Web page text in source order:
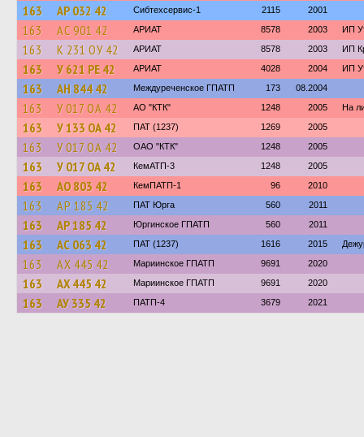
163 АР 032 42 Сибтехсервис-1 2115 2001
163 АС 901 42 АРИАТ 8578 2003 ИП
163 К 231 ОУ 42 АРИАТ 8578 2003 ИП
163 У 621 РЕ 42 АРИАТ 4028 2004 ИП
163 АН 844 42 Междуреченское ГПАТП 173 08.2004
163 У 017 ОА 42 АО "КТК" 1248 2005 На
163 У 133 ОА 42 ПАТ (1237) 1269 2005
163 У 017 ОА 42 ОАО "КТК" 1248 2005
163 У 017 ОА 42 КемАТП-3 1248 2005
163 АО 803 42 КемПАТП-1 96 2010
163 АР 185 42 ПАТ Юрга 560 2011
163 АР 185 42 Юргинское ГПАТП 560 2011
163 АС 063 42 ПАТ (1237) 1616 2015
163 АХ 445 42 Мариинское ГПАТП 9691 2020
163 АХ 445 42 Мариинское ГПАТП 9691 2020
163 АУ 335 42 ПАТП-4 3679 2021